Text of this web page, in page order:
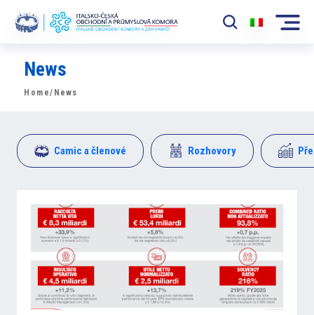
Komora
News
Události
Rozvoj Trhu
Partneři
​​Projekty
Členská sekce
News
Home/News
Camic a členové Rozhovory